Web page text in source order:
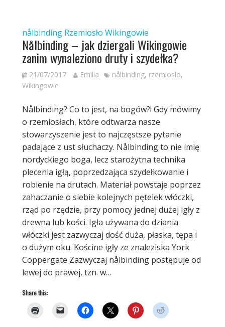
nålbinding Rzemiosło Wikingowie
Nålbinding – jak dziergali Wikingowie
zanim wynaleziono druty i szydełka?
21/07/2017 Emilia nålbinding, rzemioslo,
Wikingowie
Nålbinding? Co to jest, na bogów?! Gdy mówimy
o rzemiosłach, które odtwarza nasze
stowarzyszenie jest to najczęstsze pytanie
padające z ust słuchaczy. Nålbinding to nie imię
nordyckiego boga, lecz starożytna technika
plecenia igłą, poprzedzająca szydełkowanie i
robienie na drutach. Materiał powstaje poprzez
zahaczanie o siebie kolejnych pętelek włóczki,
rząd po rzędzie, przy pomocy jednej dużej igły z
drewna lub kości. Igła używana do dziania
włóczki jest zazwyczaj dość duża, płaska, tępa i
o dużym oku. Kościne igły ze znaleziska York
Coppergate Zazwyczaj nålbinding postępuje od
lewej do prawej, tzn. w…
Share this: